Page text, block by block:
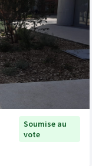
Soumise au
vote